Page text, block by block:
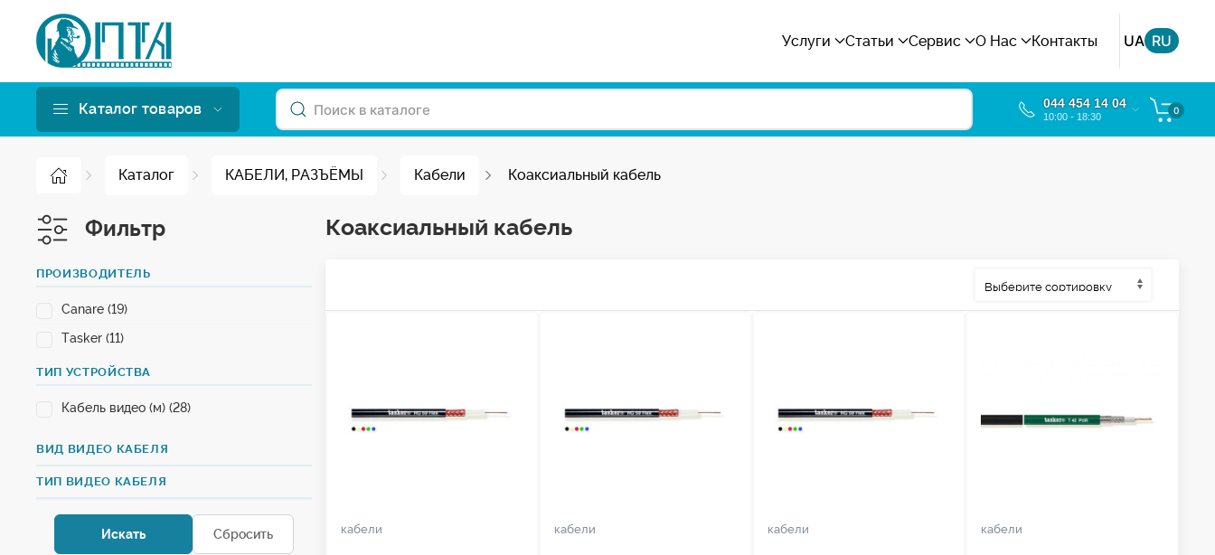
Услуги Статьи Сервис О Нас Контакты UA RU
Каталог товаров 044 454 14 04
10:00 - 18:30
0
Каталог КАБЕЛИ, РАЗЪЁМЫ Кабели Коаксиальный кабель
Фильтр
ПРОИЗВОДИТЕЛЬ
Canare (19)
Tasker (11)
ТИП УСТРОЙСТВА
Кабель видео (м) (28)
ВИД ВИДЕО КАБЕЛЯ
ТИП ВИДЕО КАБЕЛЯ
Коаксиальный кабель
кабели кабели кабели кабели